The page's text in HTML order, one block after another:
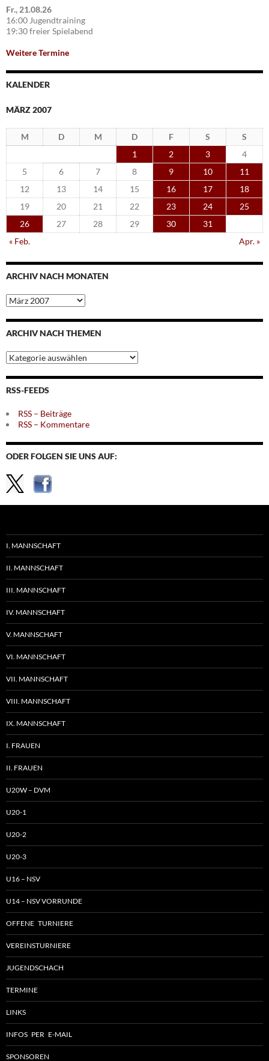
Fr., 21.08.26
16:00 Jugendtraining
19:30 freier Spielabend
Weitere Termine
KALENDER
MÄRZ 2007
M D M D F S
S
1
2 3
4
5
6 7 8 9 10
11
12
13 14 15 16 17
18
19
20 21 22 23 24
25
26
27 28 29 30
31
« Feb.
Apr. »
ARCHIV NACH MONATEN
Archiv
nach
Monaten
ARCHIV NACH THEMEN
Archiv
nach
Themen
RSS-FEEDS
RSS – Beiträge
RSS – Kommentare
ODER FOLGEN SIE UNS AUF:
I. MANNSCHAFT
II. MANNSCHAFT
III. MANNSCHAFT
IV. MANNSCHAFT
V. MANNSCHAFT
VI. MANNSCHAFT
VII. MANNSCHAFT
VIII. MANNSCHAFT
IX. MANNSCHAFT
I. FRAUEN
II. FRAUEN
U20W – DVM
U20-1
U20-2
U20-3
U16 – NSV
U14 – NSV VORRUNDE
OFFENE TURNIERE
VEREINSTURNIERE
JUGENDSCHACH
TERMINE
LINKS
INFOS PER E-MAIL
SPONSOREN